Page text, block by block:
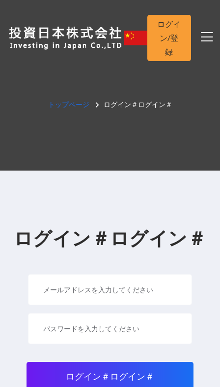
ログイ
ン/登
録
トップページ ログイン＃ログイン＃
ログイン＃ログイン＃
ログイン＃ログイン＃